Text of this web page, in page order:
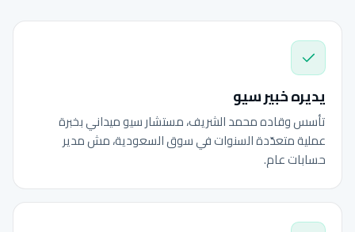
يديره خبير سيو
تأسس وقاده محمد الشريف، مستشار سيو ميداني بخبرة
عملية متعدّدة السنوات في سوق السعودية، مش مدير
حسابات عام.